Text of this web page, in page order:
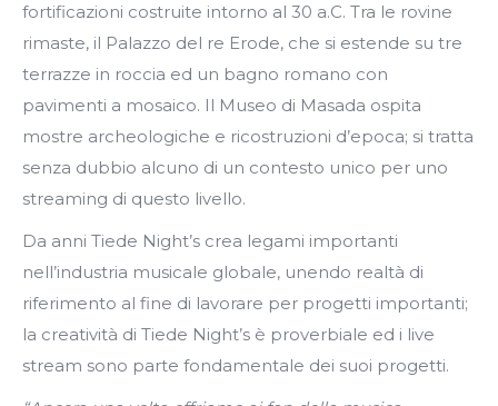
fortificazioni costruite intorno al 30 a.C. Tra le rovine
rimaste, il Palazzo del re Erode, che si estende su tre
terrazze in roccia ed un bagno romano con
pavimenti a mosaico. Il Museo di Masada ospita
mostre archeologiche e ricostruzioni d’epoca; si tratta
senza dubbio alcuno di un contesto unico per uno
streaming di questo livello.
Da anni Tiede Night’s crea legami importanti
nell’industria musicale globale, unendo realtà di
riferimento al fine di lavorare per progetti importanti;
la creatività di Tiede Night’s è proverbiale ed i live
stream sono parte fondamentale dei suoi progetti.